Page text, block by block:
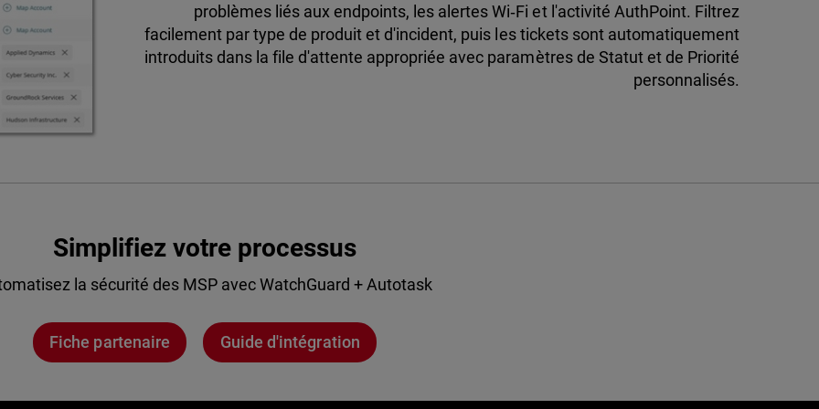
problèmes liés aux endpoints, les alertes Wi‑Fi et l'activité AuthPoint. Filtrez
facilement par type de produit et d'incident, puis les tickets sont automatiquement
introduits dans la file d'attente appropriée avec paramètres de Statut et de Priorité
personnalisés.
Simplifiez votre processus
la sécurité des MSP avec WatchGuard + Autotask
Fiche partenaire Guide d'intégration